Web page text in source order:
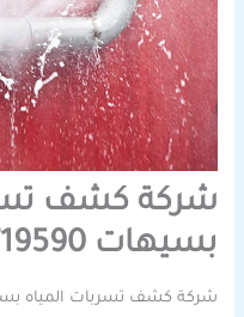
شركة كشف
بسيهات 0556719590
شركة كشف تسربات المياه